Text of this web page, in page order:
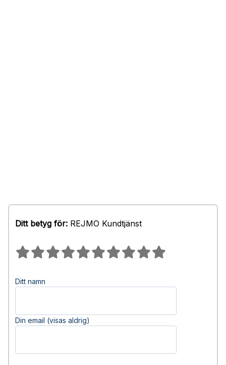
Ditt betyg för: REJMO Kundtjänst
Ditt namn
Din email (visas aldrig)